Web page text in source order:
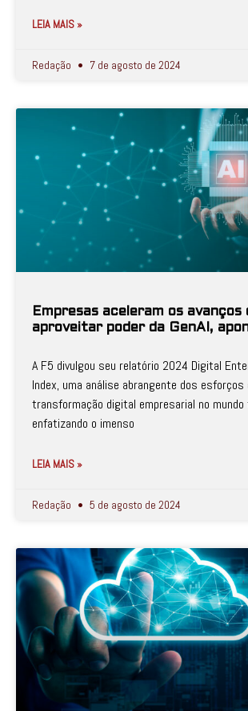
LEIA MAIS »
Redação 7 de agosto de 2024
Empresas aceleram os avanços
aproveitar poder da GenAI,
A F5 divulgou seu relatório 2024 Digital
Index, uma análise abrangente dos esforços
transformação digital empresarial no mundo
enfatizando o imenso
LEIA MAIS »
Redação 5 de agosto de 2024